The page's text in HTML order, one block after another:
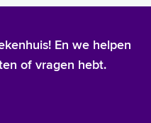
En we helpen
of vragen hebt.